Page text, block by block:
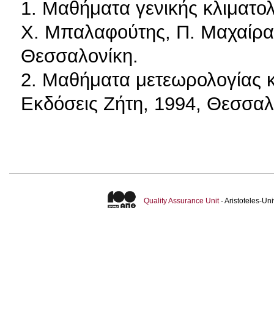
1. Μαθήματα γενικής
Χ. Μπαλαφούτης, Π.
Θεσσαλονίκη.
2. Μαθήματα μετεωρολογίας
Εκδόσεις Ζήτη, 1994,
Quality Assurance Unit- Aristoteles-